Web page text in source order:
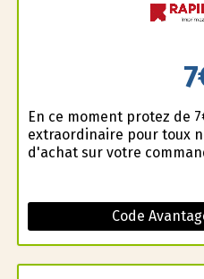
En ce moment profitez de
extraordinaire pour toux
d'achat sur votre
Code